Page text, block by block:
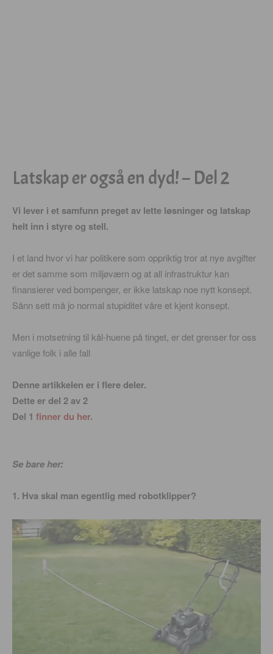
Latskap er også en dyd! – Del 2
Vi lever i et samfunn preget av lette løsninger og latskap
helt inn i styre og stell.
I et land hvor vi har politikere som oppriktig tror at nye avgifter
er det samme som miljøværn og at all infrastruktur kan
finansierer ved bompenger, er ikke latskap noe nytt konsept.
Sånn sett må jo normal stupiditet våre et kjent konsept.
Men i motsetning til kål-huene på tinget, er det grenser for oss
vanlige folk i alle fall
Denne artikkelen er i flere deler.
Dette er del 2 av 2
Del 1 finner du her.
Se bare her:
1. Hva skal man egentlig med robotklipper?